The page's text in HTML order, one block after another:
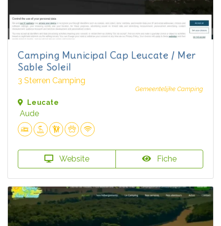
Camping Municipal Cap Leucate / Mer
Sable Soleil
3 Sterren Camping
Gemeentelijke Camping
Leucate
Aude
Website Fiche